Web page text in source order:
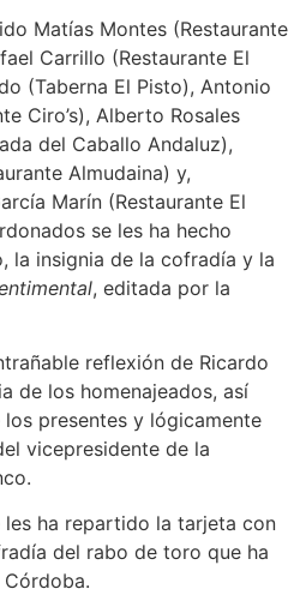
Matías Montes (Restaurante
Carrillo (Restaurante El
(Taberna El Pisto), Antonio
Ciro’s), Alberto Rosales
del Caballo Andaluz),
Almudaina) y,
Marín (Restaurante El
se les ha hecho
la insignia de la cofradía y la
, editada por la
reflexión de Ricardo
de los homenajeados, así
presentes y lógicamente
vicepresidente de la
ha repartido la tarjeta con
del rabo de toro que ha